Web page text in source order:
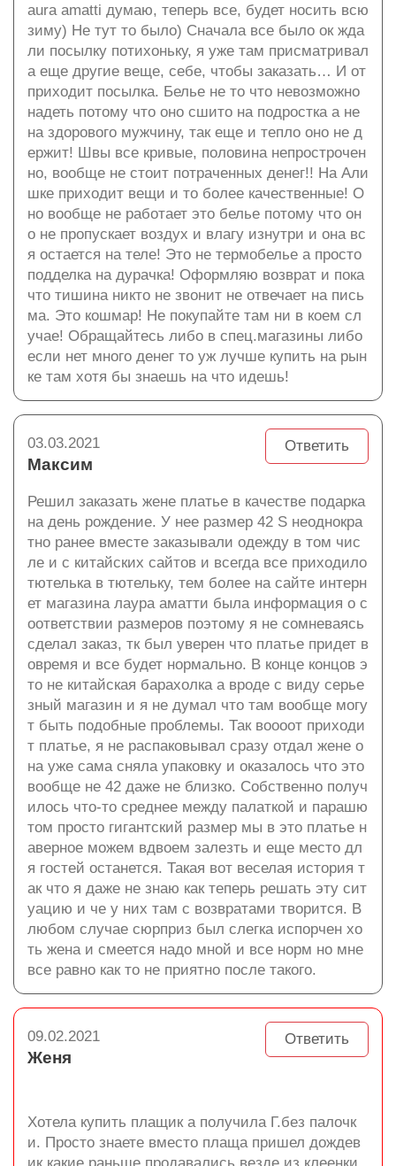
aura amatti думаю, теперь все, будет носить всю
зиму) Не тут то было) Сначала все было ок жда
ли посылку потихоньку, я уже там присматривал
а еще другие веще, себе, чтобы заказать… И от
приходит посылка. Белье не то что невозможно
надеть потому что оно сшито на подростка а не
на здорового мужчину, так еще и тепло оно не д
ержит! Швы все кривые, половина непрострочен
но, вообще не стоит потраченных денег!! На Али
шке приходит вещи и то более качественные! О
но вообще не работает это белье потому что он
о не пропускает воздух и влагу изнутри и она вс
я остается на теле! Это не термобелье а просто
подделка на дурачка! Оформляю возврат и пока
что тишина никто не звонит не отвечает на пись
ма. Это кошмар! Не покупайте там ни в коем сл
учае! Обращайтесь либо в спец.магазины либо
если нет много денег то уж лучше купить на рын
ке там хотя бы знаешь на что идешь!
Ответить
03.03.2021
Максим
Решил заказать жене платье в качестве подарка
на день рождение. У нее размер 42 S неоднокра
тно ранее вместе заказывали одежду в том чис
ле и с китайских сайтов и всегда все приходило
тютелька в тютельку, тем более на сайте интерн
ет магазина лаура аматти была информация о с
оответствии размеров поэтому я не сомневаясь
сделал заказ, тк был уверен что платье придет в
овремя и все будет нормально. В конце концов э
то не китайская барахолка а вроде с виду серье
зный магазин и я не думал что там вообще могу
т быть подобные проблемы. Так воооот приходи
т платье, я не распаковывал сразу отдал жене о
на уже сама сняла упаковку и оказалось что это
вообще не 42 даже не близко. Собственно получ
илось что-то среднее между палаткой и парашю
том просто гигантский размер мы в это платье н
аверное можем вдвоем залезть и еще место дл
я гостей останется. Такая вот веселая история т
ак что я даже не знаю как теперь решать эту сит
уацию и че у них там с возвратами творится. В
любом случае сюрприз был слегка испорчен хо
ть жена и смеется надо мной и все норм но мне
все равно как то не приятно после такого.
Ответить
09.02.2021
Женя
Хотела купить плащик а получила Г.без палочк
и. Просто знаете вместо плаща пришел дождев
ик какие раньше продавались везде из клеенки